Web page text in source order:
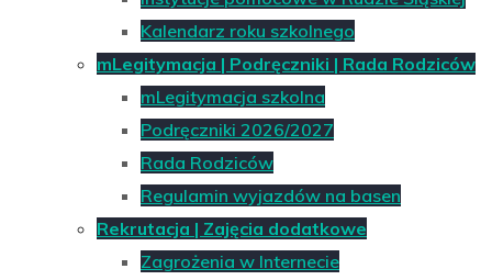
Kalendarz roku szkolnego
mLegitymacja | Podręczniki | Rada Rodziców
mLegitymacja szkolna
Podręczniki 2026/2027
Rada Rodziców
Regulamin wyjazdów na basen
Rekrutacja | Zajęcia dodatkowe
Zagrożenia w Internecie